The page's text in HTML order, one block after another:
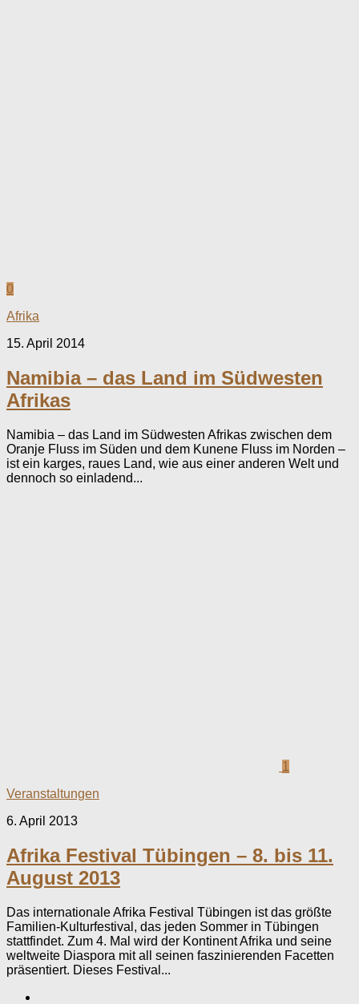
0
Afrika
15. April 2014
Namibia – das Land im Südwesten
Afrikas
Namibia – das Land im Südwesten Afrikas zwischen dem
Oranje Fluss im Süden und dem Kunene Fluss im Norden –
ist ein karges, raues Land, wie aus einer anderen Welt und
dennoch so einladend...
1
Veranstaltungen
6. April 2013
Afrika Festival Tübingen – 8. bis 11.
August 2013
Das internationale Afrika Festival Tübingen ist das größte
Familien-Kulturfestival, das jeden Sommer in Tübingen
stattfindet. Zum 4. Mal wird der Kontinent Afrika und seine
weltweite Diaspora mit all seinen faszinierenden Facetten
präsentiert. Dieses Festival...